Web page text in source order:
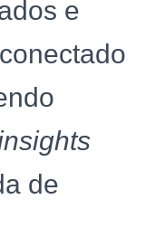
e
de